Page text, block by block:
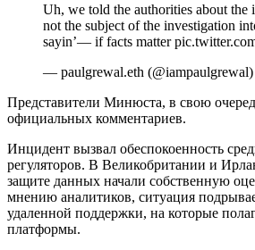
Uh, we told the authorities about the
not the subject of the investigation
sayin’— if facts matter
— paulgrewal.eth
Представители Минюста, в свою
официальных комментариев.
Инцидент вызвал обеспокоенность
регуляторов. В Великобритании и
защите данных начали собственную
мнению аналитиков, ситуация
удаленной поддержки, на которые
платформы.